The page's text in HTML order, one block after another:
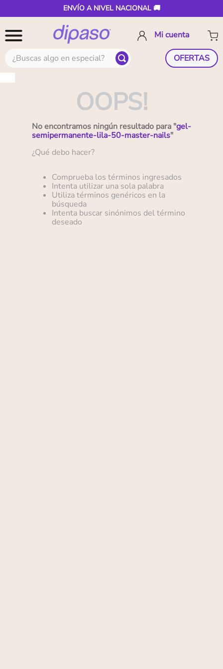
ENVÍO A NIVEL NACIONAL 🚚
¿Buscas algo en especial? OFERTAS
OOPS!
No encontramos ningún resultado para "gel-
semipermanente-lila-50-master-nails"
¿Qué debo hacer?
Comprueba los términos ingresados
Intenta utilizar una sola palabra
Utiliza términos genéricos en la
búsqueda
Intenta buscar sinónimos del término
deseado